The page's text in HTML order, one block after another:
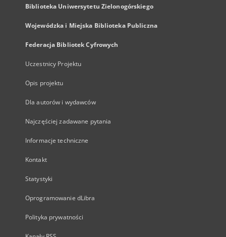
Biblioteka Uniwersytetu Zielonogórskiego
Wojewódzka i Miejska Biblioteka Publiczna
Federacja Bibliotek Cyfrowych
Uczestnicy Projektu
Opis projektu
Dla autorów i wydawców
Najczęściej zadawane pytania
Informacje techniczne
Kontakt
Statystyki
Oprogramowanie dLibra
Polityka prywatności